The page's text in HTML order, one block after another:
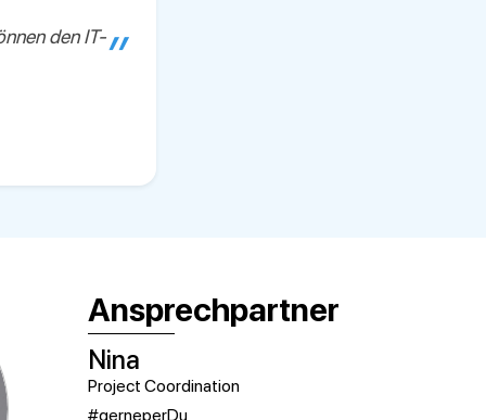
den IT-
Ansprechpartner
Nina
Project Coordination
#gerneperDu